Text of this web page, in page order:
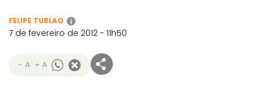
FELIPE TURLAO i
7 de fevereiro de 2012 - 11h50
- A + A